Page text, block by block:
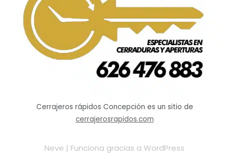
Cerrajeros rápidos Concepción es un sitio de
cerrajerosrapidos.com
Neve | Funciona gracias a WordPress